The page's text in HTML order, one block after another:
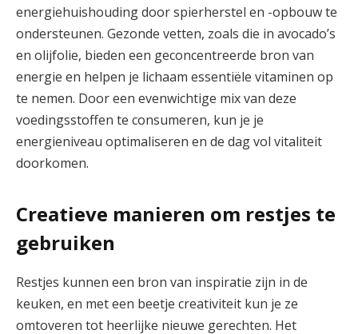
energiehuishouding door spierherstel en -opbouw te
ondersteunen. Gezonde vetten, zoals die in avocado’s
en olijfolie, bieden een geconcentreerde bron van
energie en helpen je lichaam essentiële vitaminen op
te nemen. Door een evenwichtige mix van deze
voedingsstoffen te consumeren, kun je je
energieniveau optimaliseren en de dag vol vitaliteit
doorkomen.
Creatieve manieren om restjes te
gebruiken
Restjes kunnen een bron van inspiratie zijn in de
keuken, en met een beetje creativiteit kun je ze
omtoveren tot heerlijke nieuwe gerechten. Het